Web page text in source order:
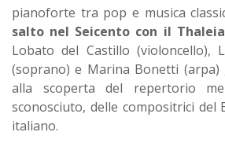
pianoforte tra pop e musica
salto nel Seicento con il Thaleia
Lobato del Castillo (violoncello),
(soprano) e Marina Bonetti
alla scoperta del repertorio
sconosciuto, delle compositrici del
italiano.